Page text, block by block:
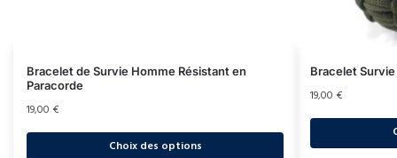
Bracelet de Survie Homme Résistant en
Paracorde
19,00 €
Choix des options
Bracelet
19,00 €